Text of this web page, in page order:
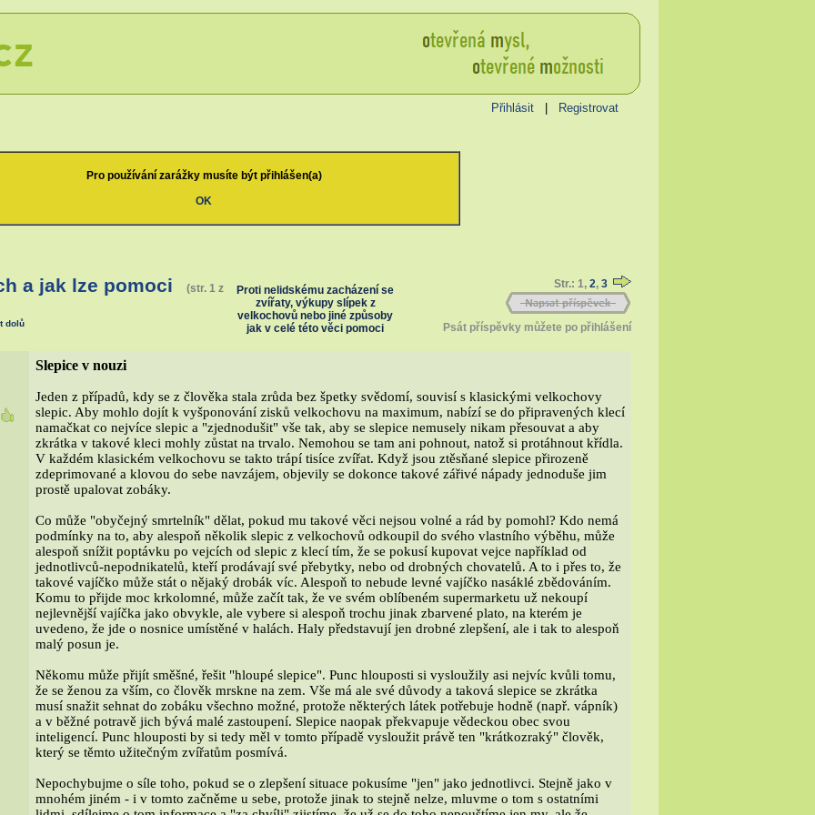
Přihlásit Registrovat
Pro používání zarážky musíte být přihlášen(a)
OK
a jak lze pomoci (str. 1 z
dolů
Proti nelidskému zacházení se
zvířaty, výkupy slípek z
velkochovů nebo jiné způsoby
jak v celé této věci pomoci
Str.: 1, 2, 3
Psát příspěvky můžete po přihlášení
Slepice v nouzi
Jeden z případů, kdy se z člověka stala zrůda bez špetky svědomí, souvisí s klasickými velkochovy
slepic. Aby mohlo dojít k vyšponování zisků velkochovu na maximum, nabízí se do připravených klecí
namačkat co nejvíce slepic a "zjednodušit" vše tak, aby se slepice nemusely nikam přesouvat a aby
zkrátka v takové kleci mohly zůstat na trvalo. Nemohou se tam ani pohnout, natož si protáhnout křídla.
V každém klasickém velkochovu se takto trápí tisíce zvířat. Když jsou ztěsňané slepice přirozeně
zdeprimované a klovou do sebe navzájem, objevily se dokonce takové zářivé nápady jednoduše jim
prostě upalovat zobáky.
Co může "obyčejný smrtelník" dělat, pokud mu takové věci nejsou volné a rád by pomohl? Kdo nemá
podmínky na to, aby alespoň několik slepic z velkochovů odkoupil do svého vlastního výběhu, může
alespoň snížit poptávku po vejcích od slepic z klecí tím, že se pokusí kupovat vejce například od
jednotlivců-nepodnikatelů, kteří prodávají své přebytky, nebo od drobných chovatelů. A to i přes to, že
takové vajíčko může stát o nějaký drobák víc. Alespoň to nebude levné vajíčko nasáklé zbědováním.
Komu to přijde moc krkolomné, může začít tak, že ve svém oblíbeném supermarketu už nekoupí
nejlevnější vajíčka jako obvykle, ale vybere si alespoň trochu jinak zbarvené plato, na kterém je
uvedeno, že jde o nosnice umístěné v halách. Haly představují jen drobné zlepšení, ale i tak to alespoň
malý posun je.
Někomu může přijít směšné, řešit "hloupé slepice". Punc hlouposti si vysloužily asi nejvíc kvůli tomu,
že se ženou za vším, co člověk mrskne na zem. Vše má ale své důvody a taková slepice se zkrátka
musí snažit sehnat do zobáku všechno možné, protože některých látek potřebuje hodně (např. vápník)
a v běžné potravě jich bývá malé zastoupení. Slepice naopak překvapuje vědeckou obec svou
inteligencí. Punc hlouposti by si tedy měl v tomto případě vysloužit právě ten "krátkozraký" člověk,
který se těmto užitečným zvířatům posmívá.
Nepochybujme o síle toho, pokud se o zlepšení situace pokusíme "jen" jako jednotlivci. Stejně jako v
mnohém jiném - i v tomto začněme u sebe, protože jinak to stejně nelze, mluvme o tom s ostatními